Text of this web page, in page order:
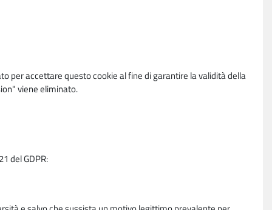
per accettare questo cookie al fine di garantire la validità della
viene eliminato.
del GDPR: